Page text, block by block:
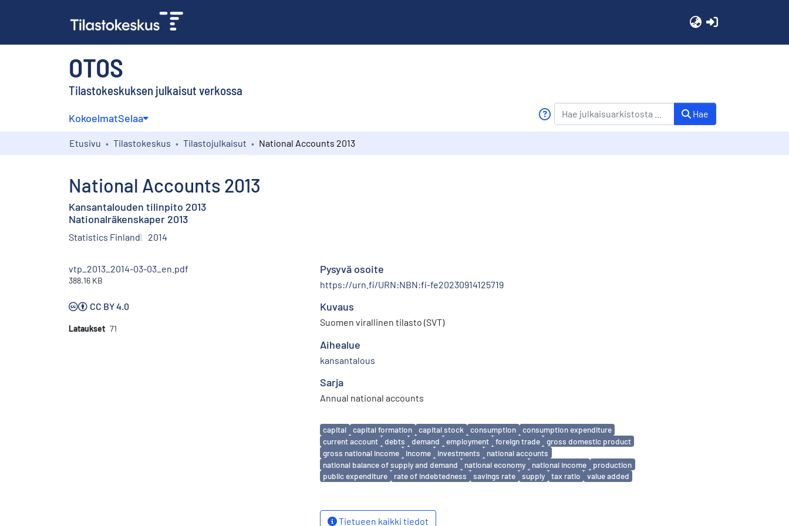
OTOS
Tilastokeskuksen julkaisut verkossa
KokoelmatSelaa Hae
Etusivu Tilastokeskus Tilastojulkaisut National Accounts 2013
National Accounts 2013
Kansantalouden tilinpito 2013
Nationalräkenskaper 2013
Statistics Finland 2014
vtp_2013_2014-03-03_en.pdf
388.16 KB
CC BY 4.0
Lataukset 71
Pysyvä osoite
https://urn.fi/URN:NBN:fi-fe20230914125719
Kuvaus
Suomen virallinen tilasto (SVT)
Aihealue
kansantalous
Sarja
Annual national accounts
Avainsanat
capital capital formation capital stock consumption
consumption expenditure
current account
debts demand employment foreign trade
gross domestic product
gross national income
income investments
national accounts
national balance of supply and demand
national economy national income
production
public expenditure
rate of indebtedness savings rate supply tax ratio value added
Tietueen kaikki tiedot